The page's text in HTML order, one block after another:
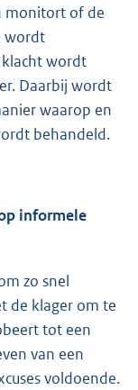
monitort of de
wordt
wordt
Daarbij wordt
waarop en
behandeld.
informele
zo snel
de klager om te
tot een
van een
voldoende.